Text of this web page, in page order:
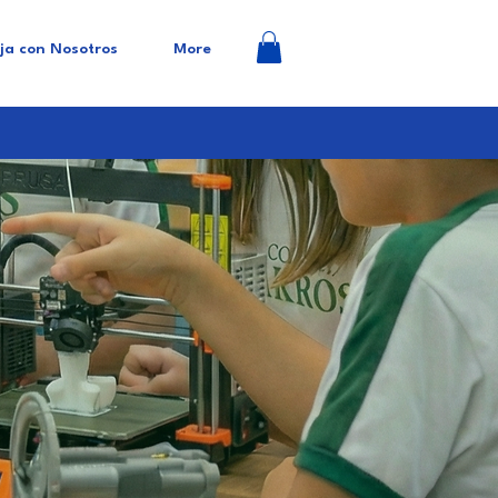
con Nosotros More